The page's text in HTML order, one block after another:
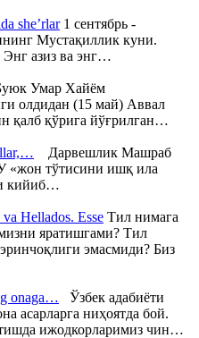
she’rlar1 сентябрь -
Мустақиллик куни.
азиз ва энг…
Умар Хайём
олдидан (15 май) Аввал
қалб қўрига йўғрилган…
Дарвешлик Машраб
«жон тўтисини ишқ ила
кийиб…
Hellados. Esse Тил нимага
яратишгами? Тил
эмасмиди? Биз
onaga… Ўзбек адабиёти
асарларга ниҳоятда бой.
ижодкорларимиз чин…